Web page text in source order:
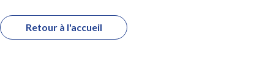
Retour à l'accueil